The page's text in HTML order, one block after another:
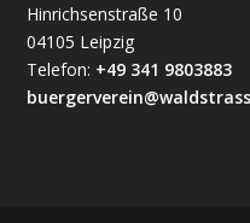
Hinrichsenstraße 10
04105 Leipzig
Telefon: +49 341 9803883